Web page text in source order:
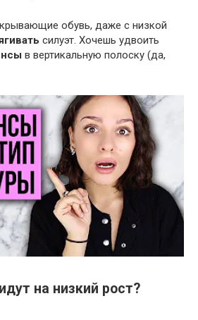
обувь, даже с низкой
силуэт. Хочешь удвоить
в вертикальную полоску (да,
на низкий рост?